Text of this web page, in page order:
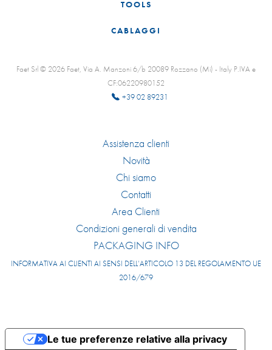
TOOLS
CABLAGGI
Faet Srl © 2026 Faet, Via A. Manzoni 6/b 20089 Rozzano (Mi) - Italy P.IVA e
CF:06220980152
+39 02 89231
Assistenza clienti
Novità
Chi siamo
Contatti
Area Clienti
Condizioni generali di vendita
PACKAGING INFO
INFORMATIVA AI CLIENTI AI SENSI DELL’ARTICOLO 13 DEL REGOLAMENTO UE
2016/679
Le tue preferenze relative alla privacy